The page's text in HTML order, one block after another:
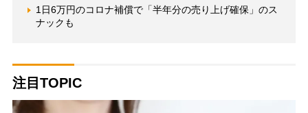
1日6万円のコロナ補償で「半年分の売り上げ確保」のス
ナックも
注目TOPIC